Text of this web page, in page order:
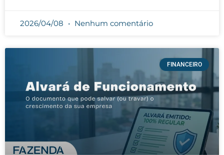
2026/04/08 Nenhum comentário
FINANCEIRO